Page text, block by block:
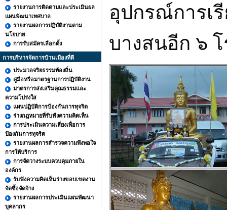
รายงานการติดตามและประเมินผล
แผนพัฒนาเทศบาล
รายงานผลการปฏิบัติงานตาม
นโยบาย
การรับสมัครเลือกตั้ง
การบริหารจัดการบ้านเมืองที่ดี
ประมวลจริยธรรมท้องถิ่น
คู่มือหรือมาตรฐานการปฏิบัติงาน
มาตรการส่งเสริมคุณธรรมและ
ความโปร่งใส
แผนปฏิบัติการป้องกันการทุจริต
ร่างกฎหมายที่รับฟังความคิดเห็น
การประเมินความเสี่ยงเพื่อการ
ป้องกันการทุจริต
รายงานผลการสำรวจความพึงพอใจ
การให้บริการ
การจัดวางระบบควบคุมภายใน
องค์กร
รับฟังความคิดเห็นร่างขอบเขตงาน
จัดซื้อจัดจ้าง
รายงานผลการประเมินแผนพัฒนา
บุคลากร
อุปกรณ์การเ
บางสนอีก ๖